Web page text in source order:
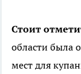
Стоит
области была
мест для